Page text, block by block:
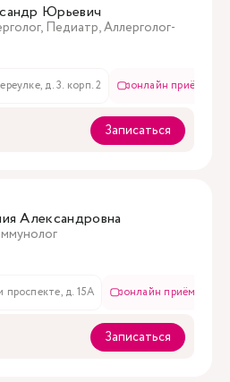
Юрьевич
Педиатр, Аллерголог-
д. 3. корп. 2 онлайн приём
Записаться
Александровна
д. 15А онлайн приём
Записаться